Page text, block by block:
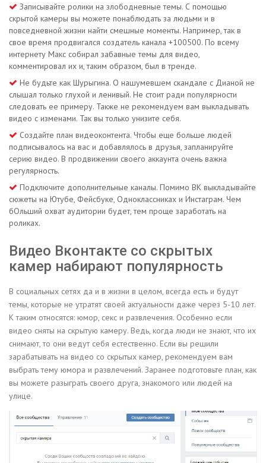
Записывайте ролики на злободневные темы. С помощью
скрытой камеры вы можете понаблюдать за людьми и в
повседневной жизни найти смешные моменты. Например, так в
свое время продвигался создатель канала +100500. По всему
интернету Макс собирал забавные темы для видео,
комментировал их и, таким образом, был в тренде.
Не будьте как Шурыгина. О нашумевшем скандале с Дианой не
слышал только глухой и ленивый. Не стоит ради популярности
следовать ее примеру. Также не рекомендуем вам выкладывать
видео с изменами. Так вы только унизите себя.
Создайте план видеоконтента. Чтобы еще больше людей
подписывалось на вас и добавлялось в друзья, запланируйте
серию видео. В продвижении своего аккаунта очень важна
регулярность.
Подключите дополнительные каналы. Помимо ВК выкладывайте
сюжеты на Ютубе, Фейсбуке, Одноклассниках и Инстаграм. Чем
бОльший охват аудитории будет, тем проще заработать на
роликах.
Видео Вконтакте со скрытых
камер набирают популярность
В социальных сетях да и в жизни в целом, всегда есть и будут
темы, которые не утратят своей актуальности даже через 5-10 лет.
К таким относятся: юмор, секс и развлечения. Особенно если
видео сняты на скрытую камеру. Ведь, когда люди не знают, что их
снимают, то они ведут себя естественно. Если вы решили
зарабатывать на видео со скрытых камер, рекомендуем вам
выбрать тему юмора и развлечений. Заранее подготовьте план, как
вы можете разыграть своего друга, знакомого или людей на
улице.